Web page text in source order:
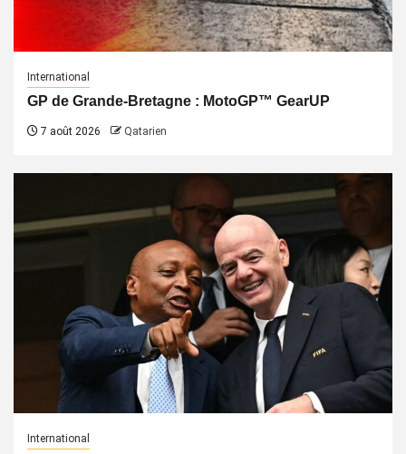
International
GP de Grande-Bretagne : MotoGP™ GearUP
7 août 2026 Qatarien
International